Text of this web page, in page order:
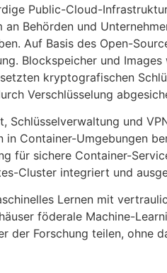
Public-Cloud-
Behörden und
Auf Basis des Open-
Blockspeicher und
kryptografischen
Verschlüsselung
und
Container-Umgebungen
für sichere Container-
Cluster integriert und
Lernen mit
föderale Machine-
der Forschung teilen, ohne